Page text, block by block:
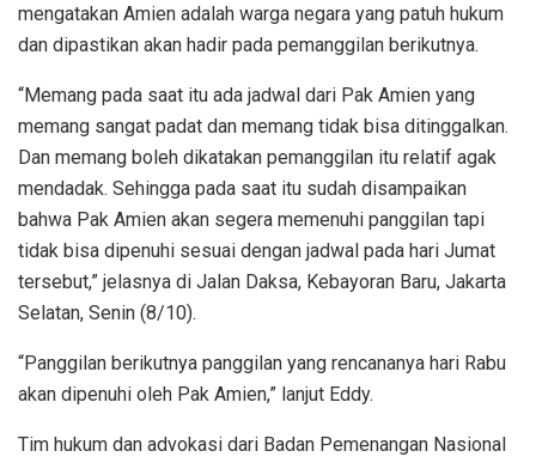
mengatakan Amien adalah warga negara yang patuh hukum
dan dipastikan akan hadir pada pemanggilan berikutnya.
“Memang pada saat itu ada jadwal dari Pak Amien yang
memang sangat padat dan memang tidak bisa ditinggalkan.
Dan memang boleh dikatakan pemanggilan itu relatif agak
mendadak. Sehingga pada saat itu sudah disampaikan
bahwa Pak Amien akan segera memenuhi panggilan tapi
tidak bisa dipenuhi sesuai dengan jadwal pada hari Jumat
tersebut,” jelasnya di Jalan Daksa, Kebayoran Baru, Jakarta
Selatan, Senin (8/10).
“Panggilan berikutnya panggilan yang rencananya hari Rabu
akan dipenuhi oleh Pak Amien,” lanjut Eddy.
Tim hukum dan advokasi dari Badan Pemenangan Nasional